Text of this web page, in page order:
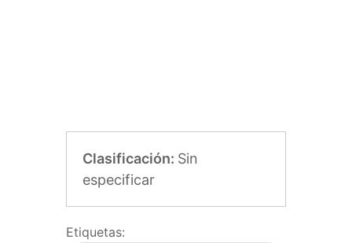
Clasificación: Sin
especificar
Etiquetas: